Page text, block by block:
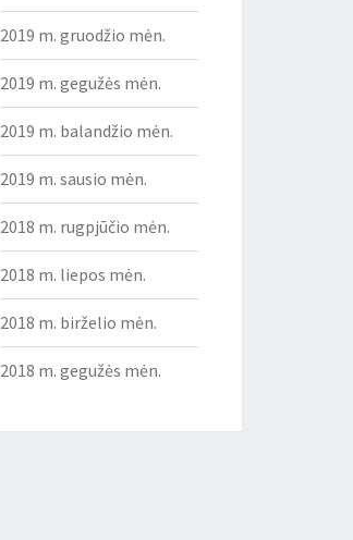
2019 m. gruodžio mėn.
2019 m. gegužės mėn.
2019 m. balandžio mėn.
2019 m. sausio mėn.
2018 m. rugpjūčio mėn.
2018 m. liepos mėn.
2018 m. birželio mėn.
2018 m. gegužės mėn.